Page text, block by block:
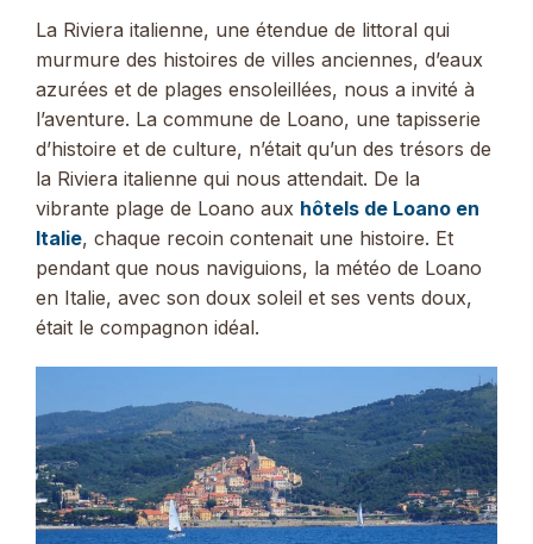
La Riviera italienne, une étendue de littoral qui
murmure des histoires de villes anciennes, d’eaux
azurées et de plages ensoleillées, nous a invité à
l’aventure. La commune de Loano, une tapisserie
d’histoire et de culture, n’était qu’un des trésors de
la Riviera italienne qui nous attendait. De la
vibrante plage de Loano aux hôtels de Loano en
Italie, chaque recoin contenait une histoire. Et
pendant que nous naviguions, la météo de Loano
en Italie, avec son doux soleil et ses vents doux,
était le compagnon idéal.